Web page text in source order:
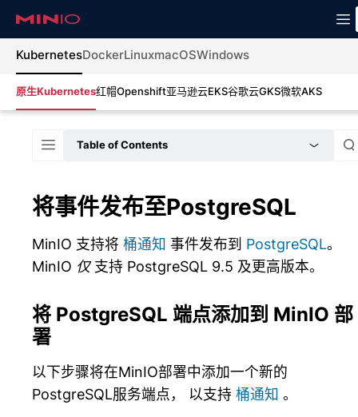
KubernetesDockerLinuxmacOSWindows
原生Kubernetes红帽Openshift亚马逊云EKS谷歌云GKS微软AKS
Table of Contents
将事件发布至PostgreSQL
MinIO 支持将 桶通知 事件发布到 PostgreSQL。
MinIO 仅支持 PostgreSQL 9.5 及更高版本。
将 PostgreSQL 端点添加到 MinIO 部
署
以下步骤将在MinIO部署中添加一个新的
PostgreSQL服务端点， 以支持 桶通知 。